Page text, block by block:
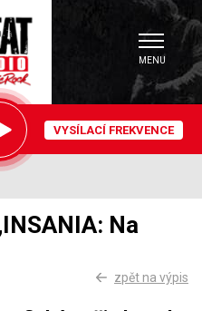
VYSÍLACÍ FREKVENCE
MENU
Na
zpět na výpis